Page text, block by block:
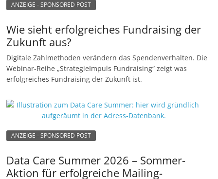
ANZEIGE - SPONSORED POST
Wie sieht erfolgreiches Fundraising der
Zukunft aus?
Digitale Zahlmethoden verändern das Spendenverhalten. Die
Webinar-Reihe „StrategieImpuls Fundraising“ zeigt was
erfolgreiches Fundraising der Zukunft ist.
ANZEIGE - SPONSORED POST
Data Care Summer 2026 – Sommer-
Aktion für erfolgreiche Mailing-